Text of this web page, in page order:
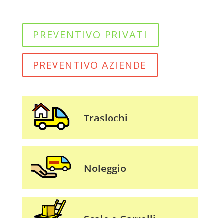
PREVENTIVO PRIVATI
PREVENTIVO AZIENDE
Traslochi
Noleggio